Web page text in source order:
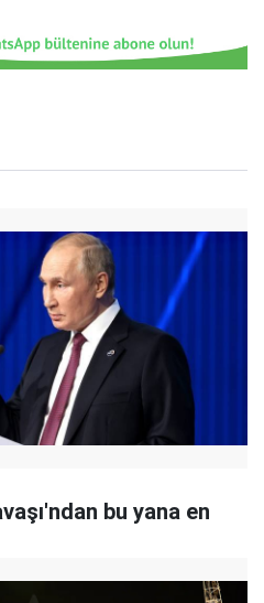
bu yana en